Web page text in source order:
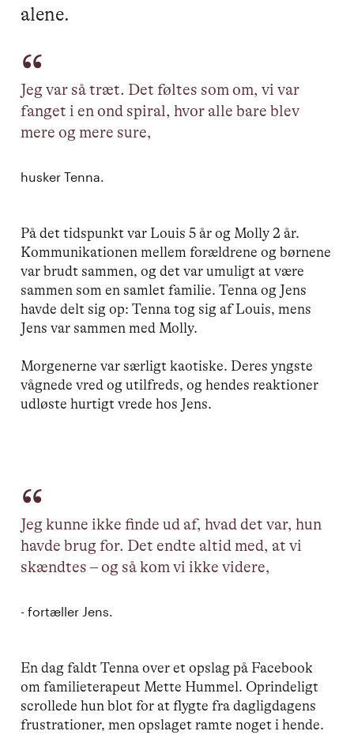
alene.
Jeg var så træt. Det føltes som om, vi var
fanget i en ond spiral, hvor alle bare blev
mere og mere sure,
husker Tenna.
På det tidspunkt var Louis 5 år og Molly 2 år.
Kommunikationen mellem forældrene og børnene
var brudt sammen, og det var umuligt at være
sammen som en samlet familie. Tenna og Jens
havde delt sig op: Tenna tog sig af Louis, mens
Jens var sammen med Molly.
Morgenerne var særligt kaotiske. Deres yngste
vågnede vred og utilfreds, og hendes reaktioner
udløste hurtigt vrede hos Jens.
Jeg kunne ikke finde ud af, hvad det var, hun
havde brug for. Det endte altid med, at vi
skændtes – og så kom vi ikke videre,
- fortæller Jens.
En dag faldt Tenna over et opslag på Facebook
om familieterapeut Mette Hummel. Oprindeligt
scrollede hun blot for at flygte fra dagligdagens
frustrationer, men opslaget ramte noget i hende.